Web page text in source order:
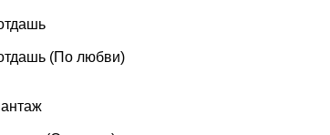
(По любви)